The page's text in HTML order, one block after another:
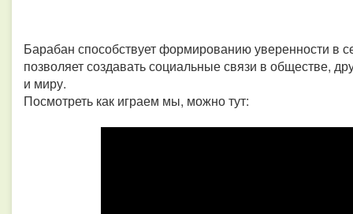
Барабан способствует формированию уверенности в
позволяет создавать социальные связи в обществе,
и миру.
Посмотреть как играем мы, можно тут: